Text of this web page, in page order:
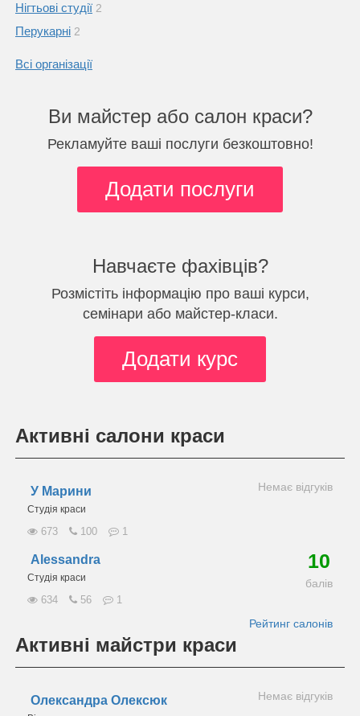
Нігтьові студії 2
Перукарні 2
Всі організації
Ви майстер або салон краси?
Рекламуйте ваші послуги безкоштовно!
Додати послуги
Навчаєте фахівців?
Розмістіть інформацію про ваші курси,
семінари або майстер-класи.
Додати курс
Активні салони краси
У Марини
Студія краси
673 100 1
Немає відгуків
Alessandra
Студія краси
634 56 1
10
балів
Рейтинг салонів
Активні майстри краси
Олександра Олексюк Немає відгуків